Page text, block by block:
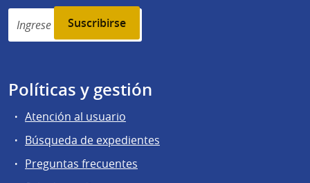
Simplenews
subscription
Políticas y gestión
Atención al usuario
Búsqueda de expedientes
Preguntas frecuentes